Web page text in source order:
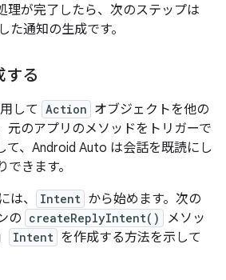
理が完了したら、次のステップは
通知の生成です。
する
して Action オブジェクトを他の
元のアプリのメソッドをトリガーで
て、Android Auto は会話を既読にし
きます。
は、 Intent から始めます。次の
の createReplyIntent()
メソッ
Intent を作成する方法を示して